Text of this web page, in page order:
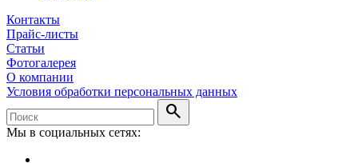
Контакты
Прайс-листы
Статьи
Фотогалерея
О компании
Условия обработки персональных данных
search
Мы в социальных сетях: